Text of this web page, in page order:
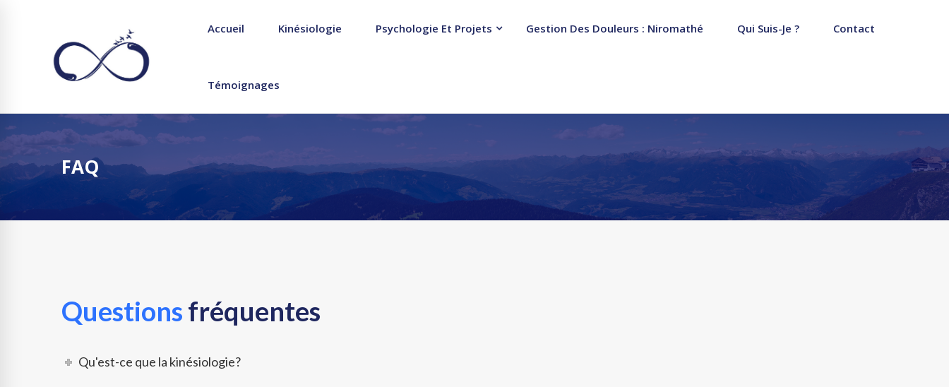
Accueil Kinésiologie Psychologie Et Projets Gestion Des Douleurs : Niromathé Qui Suis-Je ? Contact
Témoignages
FAQ
Questionsfréquentes
Qu'est-ce que la kinésiologie?